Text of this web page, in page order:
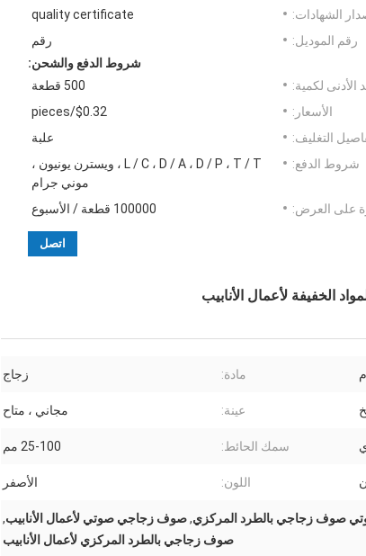
الشهادات:
quality certificate
رقم الموديل:
رقم
شروط الدفع والشحن:
الأدنى لكمية:
500 قطعة
الأسعار:
$0.32/pieces
التغليف:
علبة
شروط الدفع:
L / C ، D / A ، D / P ، T / T ، ويسترن يونيون ،
موني جرام
على العرض:
100000 قطعة / الأسبوع
اتصل
الخفيفة لأعمال الأنابيب
مادة: زجاج
عينة: مجاني ، متاح
سمك الحائط: 25-100 مم
اللون: الأصفر
صوف زجاجي بالطرد المركزي,صوف زجاجي صوتي لأعمال الأنابيب,
صوف زجاجي بالطرد المركزي لأعمال الأنابيب